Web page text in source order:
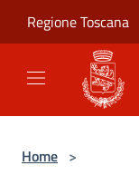
Regione Toscana
Home >